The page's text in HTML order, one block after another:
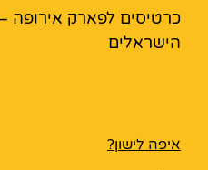
כרטיסים לפארק אירופה
הישראלים
איפה לישון?